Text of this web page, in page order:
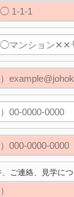
、ご連絡、見学に